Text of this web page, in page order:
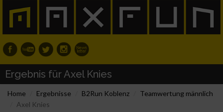
Ergebnis für Axel Knies
Home Ergebnisse B2Run Koblenz
Teamwertung männlich
Axel Knies